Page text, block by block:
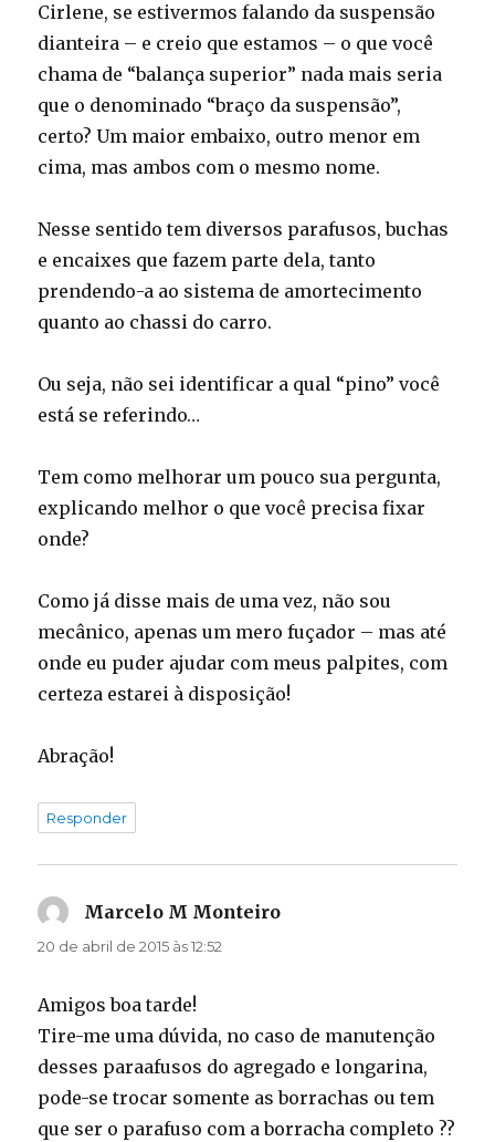
Cirlene, se estivermos falando da suspensão
dianteira – e creio que estamos – o que você
chama de “balança superior” nada mais seria
que o denominado “braço da suspensão”,
certo? Um maior embaixo, outro menor em
cima, mas ambos com o mesmo nome.
Nesse sentido tem diversos parafusos, buchas
e encaixes que fazem parte dela, tanto
prendendo-a ao sistema de amortecimento
quanto ao chassi do carro.
Ou seja, não sei identificar a qual “pino” você
está se referindo…
Tem como melhorar um pouco sua pergunta,
explicando melhor o que você precisa fixar
onde?
Como já disse mais de uma vez, não sou
mecânico, apenas um mero fuçador – mas até
onde eu puder ajudar com meus palpites, com
certeza estarei à disposição!
Abração!
Responder
Marcelo M Monteiro
20 de abril de 2015 às 12:52
Amigos boa tarde!
Tire-me uma dúvida, no caso de manutenção
desses paraafusos do agregado e longarina,
pode-se trocar somente as borrachas ou tem
que ser o parafuso com a borracha completo ??